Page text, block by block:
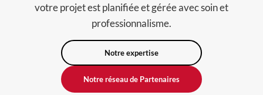
votre projet est planifiée et gérée avec soin et
professionnalisme.
Notre expertise
Notre réseau de Partenaires